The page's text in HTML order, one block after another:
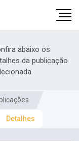
abaixo os
da publicação
Detalhes